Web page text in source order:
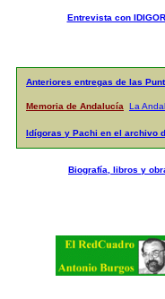
Entrevista con
Anteriores entregas de las
Memoria de Andalucía La
Idígoras y Pachi en el archivo
Biografía, libros y